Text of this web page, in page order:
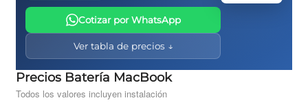
Cotizar por WhatsApp
Ver tabla de precios ↓
Precios Batería MacBook
Todos los valores incluyen instalación